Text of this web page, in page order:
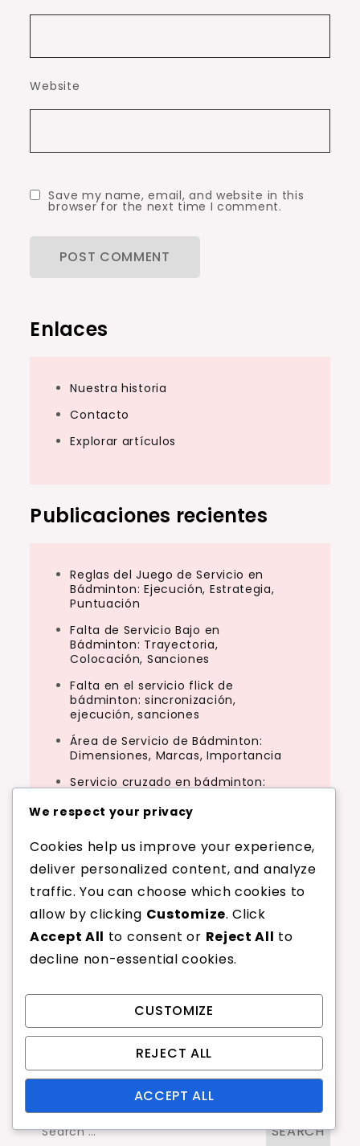
Website
Save my name, email, and website in this
browser for the next time I comment.
Enlaces
Nuestra historia
Contacto
Explorar artículos
Publicaciones recientes
Reglas del Juego de Servicio en
Bádminton: Ejecución, Estrategia,
Puntuación
Falta de Servicio Bajo en
Bádminton: Trayectoria,
Colocación, Sanciones
Falta en el servicio flick de
bádminton: sincronización,
ejecución, sanciones
Área de Servicio de Bádminton:
Dimensiones, Marcas, Importancia
Servicio cruzado en bádminton:
Categorías
Faltas Comunes en el Servicio de
Bádminton
Tipos de saques de bádminton
Buscar
We respect your privacy
Cookies help us improve your experience,
deliver personalized content, and analyze
traffic. You can choose which cookies to
allow by clicking Customize. Click
Accept All to consent or Reject All to
decline non-essential cookies.
CUSTOMIZE
REJECT ALL
ACCEPT ALL